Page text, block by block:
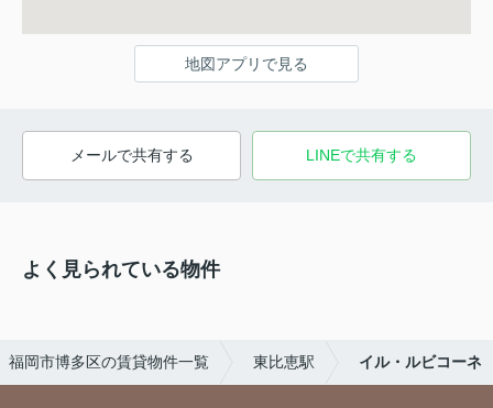
地図アプリで見る
メールで共有する LINEで共有する
よく見られている物件
福岡市博多区の賃貸物件一覧 東比恵駅 イル・ルビコーネ